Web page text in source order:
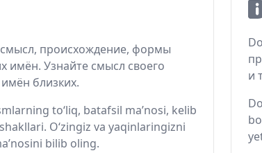
происхождение, формы
имён. Узнайте смысл своего
близких.
to‘liq, batafsil ma’nosi, kelib
O‘zingiz va yaqinlaringizni
bilib oling.
и